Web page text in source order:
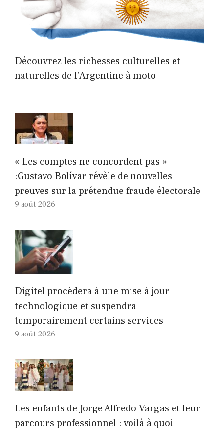
Découvrez les richesses culturelles et
naturelles de l’Argentine à moto
« Les comptes ne concordent pas »
:Gustavo Bolívar révèle de nouvelles
preuves sur la prétendue fraude électorale
9 août 2026
Digitel procédera à une mise à jour
technologique et suspendra
temporairement certains services
9 août 2026
Les enfants de Jorge Alfredo Vargas et leur
parcours professionnel : voilà à quoi